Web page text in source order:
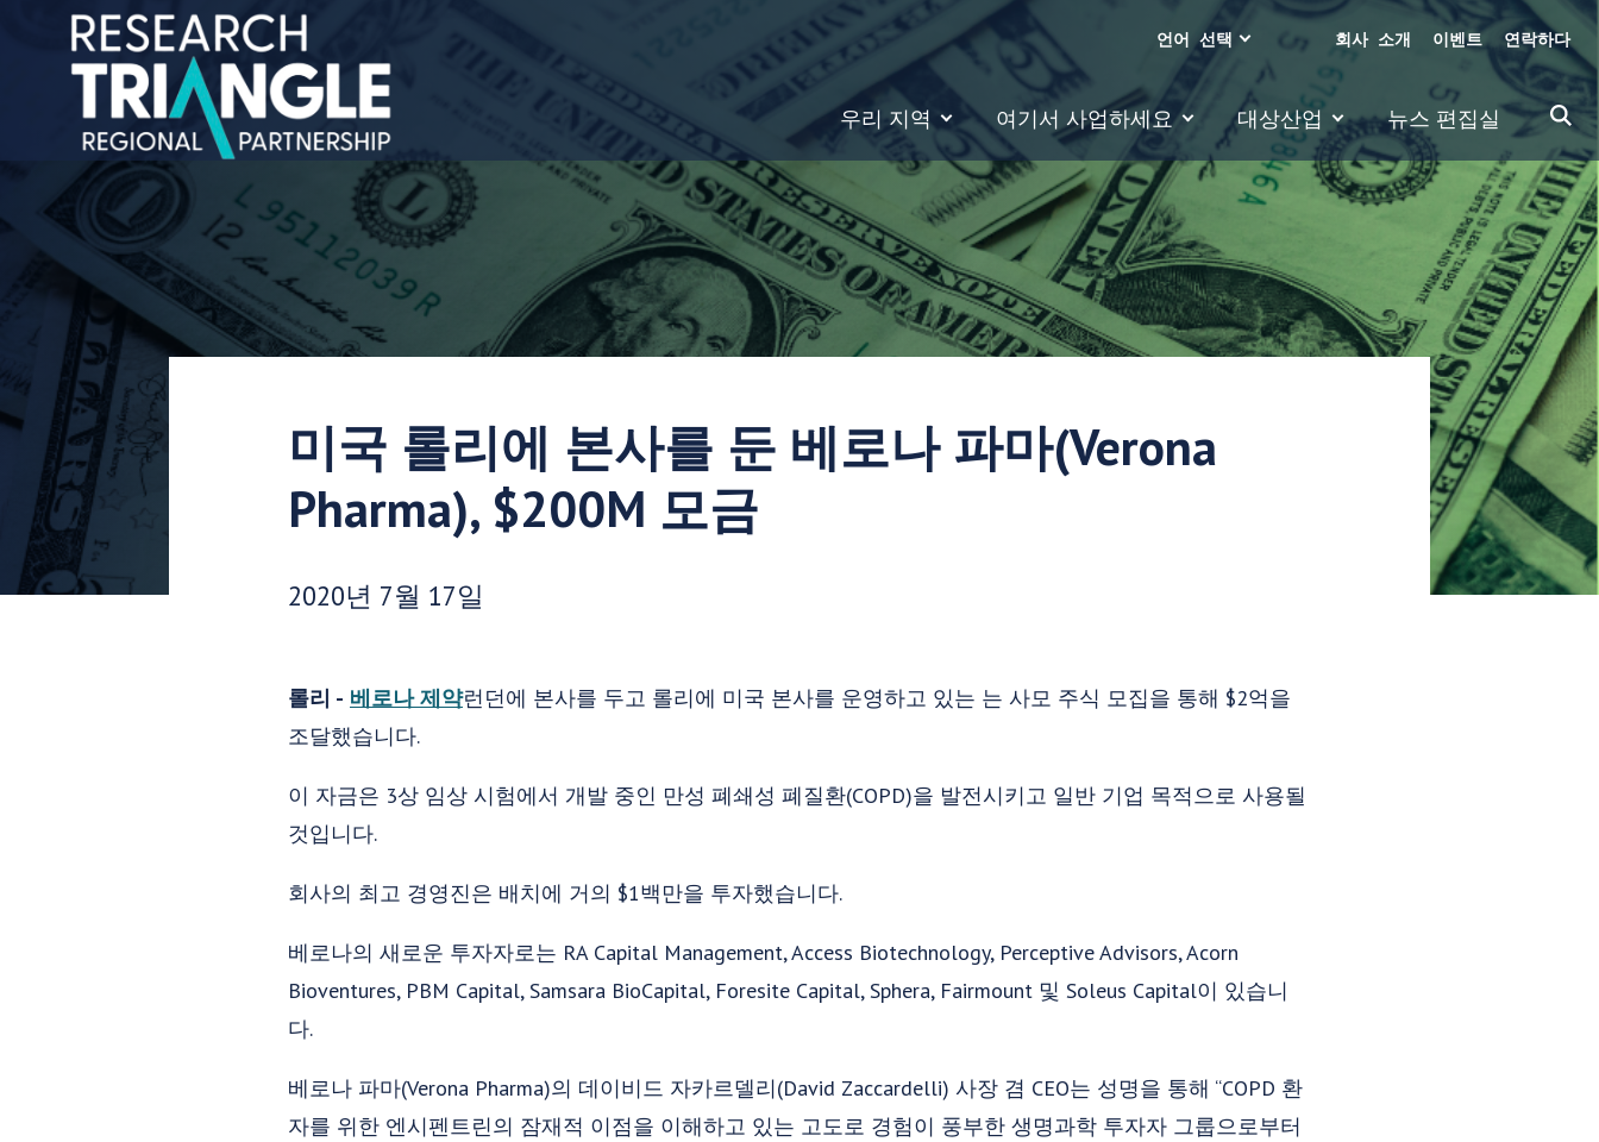
콘텐츠로 건너뛰기
우리 지역 여기서 사업하세요 대상산업 뉴스 편집실
회사 소개 이벤트 연락하다
언어 선택
미국 롤리에 본사를 둔 베로나 파마(Verona
Pharma), $200M 모금
게시 날짜:
2020년 7월 17일
롤리 - 베로나 제약런던에 본사를 두고 롤리에 미국 본사를 운영하고 있는 는 사모 주식 모집을 통해 $2억을
조달했습니다.
이 자금은 3상 임상 시험에서 개발 중인 만성 폐쇄성 폐질환(COPD)을 발전시키고 일반 기업 목적으로 사용될
것입니다.
회사의 최고 경영진은 배치에 거의 $1백만을 투자했습니다.
베로나의 새로운 투자자로는 RA Capital Management, Access Biotechnology, Perceptive Advisors, Acorn
Bioventures, PBM Capital, Samsara BioCapital, Foresite Capital, Sphera, Fairmount 및 Soleus Capital이 있습니
다.
베로나 파마(Verona Pharma)의 데이비드 자카르델리(David Zaccardelli) 사장 겸 CEO는 성명을 통해 “COPD 환
자를 위한 엔시펜트린의 잠재적 이점을 이해하고 있는 고도로 경험이 풍부한 생명과학 투자자 그룹으로부터